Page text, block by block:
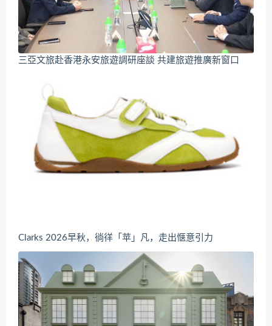
三亞文旅赴香港永安旅遊調研座談 共建旅遊推廣新窗口
Clarks 2026早秋，徜徉「苹」凡，走出惬意引力